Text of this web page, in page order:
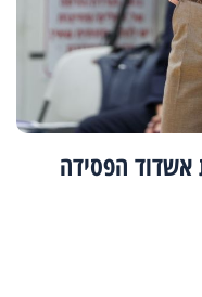
אשדוד הפסידה